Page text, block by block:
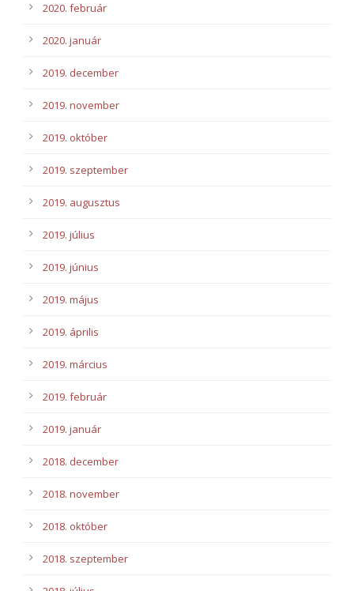
2020. február
2020. január
2019. december
2019. november
2019. október
2019. szeptember
2019. augusztus
2019. július
2019. június
2019. május
2019. április
2019. március
2019. február
2019. január
2018. december
2018. november
2018. október
2018. szeptember